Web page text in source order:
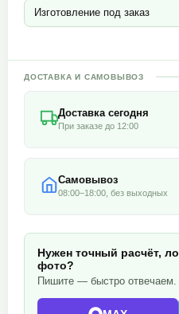
Изготовление под заказ
ДОСТАВКА И САМОВЫВОЗ
Доставка сегодня
При заказе до 12:00
Самовывоз
08:00–18:00, без выходных
Нужен точный расчёт,
фото?
Пишите — быстро отвечаем.